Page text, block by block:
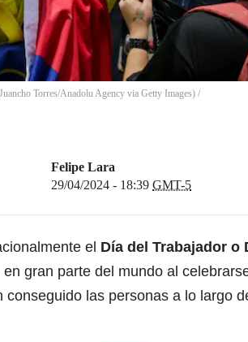
Torres/Anadolu Agency via Getty Images) /
Felipe Lara
29/04/2024 - 18:39 GMT-5
el Día del Trabajador o
gran parte del mundo al
las personas a lo largo